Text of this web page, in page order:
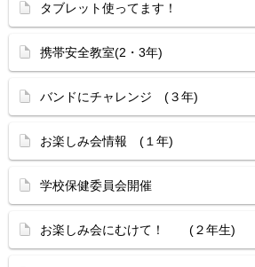
タブレット使ってます！
携帯安全教室(2・3年)
バンドにチャレンジ (３年)
お楽しみ会情報 (１年)
学校保健委員会開催
お楽しみ会にむけて！ (２年生)